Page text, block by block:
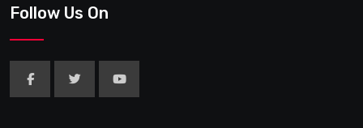
Follow Us On